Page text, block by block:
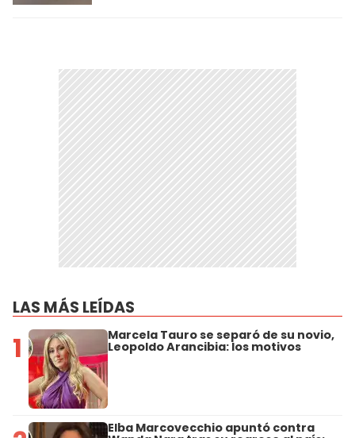
LAS MÁS LEÍDAS
1 Marcela Tauro se separó de su novio,
Leopoldo Arancibia: los motivos
Elba Marcovecchio apuntó contra